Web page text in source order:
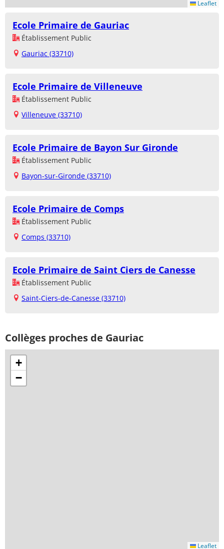
Leaflet
Ecole Primaire de Gauriac
Établissement Public
Gauriac (33710)
Ecole Primaire de Villeneuve
Établissement Public
Villeneuve (33710)
Ecole Primaire de Bayon Sur Gironde
Établissement Public
Bayon-sur-Gironde (33710)
Ecole Primaire de Comps
Établissement Public
Comps (33710)
Ecole Primaire de Saint Ciers de Canesse
Établissement Public
Saint-Ciers-de-Canesse (33710)
Collèges proches de Gauriac
+
−
Leaflet